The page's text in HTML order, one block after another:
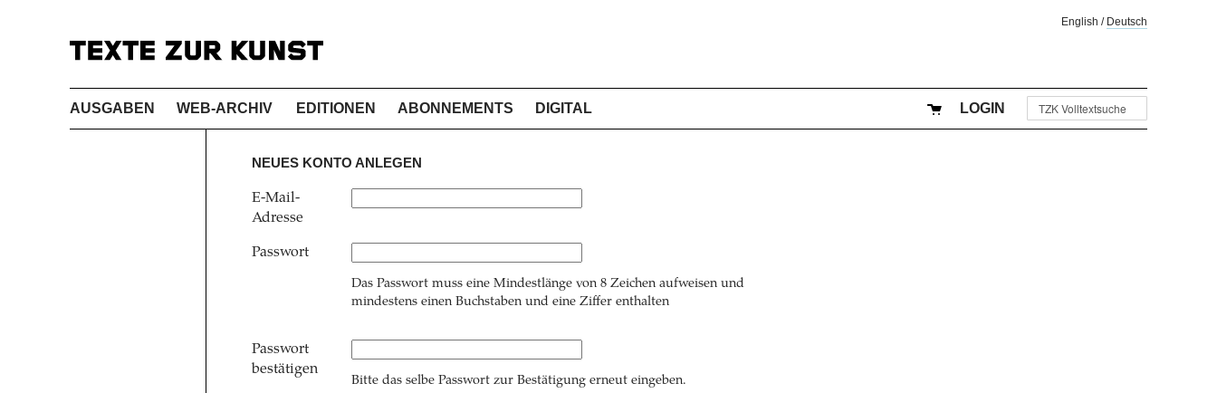
English / Deutsch
AUSGABEN WEB-ARCHIV EDITIONEN ABONNEMENTS DIGITAL LOGIN
NEUES KONTO ANLEGEN
E-Mail-
Adresse
Passwort
Das Passwort muss eine Mindestlänge von 8 Zeichen aufweisen und
mindestens einen Buchstaben und eine Ziffer enthalten
Passwort
bestätigen
Bitte das selbe Passwort zur Bestätigung erneut eingeben.